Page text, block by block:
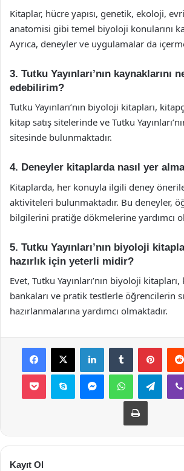
Kitaplar, hücre yapısı, genetik, ekoloji,
anatomisi gibi temel biyoloji konularını
Ayrıca, deneyler ve uygulamalar da
3. Tutku Yayınları’nın kaynaklarını
edebilirim?
Tutku Yayınları’nın biyoloji kitapları,
kitap satış sitelerinde ve Tutku
sitesinde bulunmaktadır.
4. Deneyler kitaplarda nasıl yer
Kitaplarda, her konuyla ilgili deney
aktiviteleri bulunmaktadır. Bu deneyler,
bilgilerini pratiğe dökmelerine yardımcı
5. Tutku Yayınları’nın biyoloji
hazırlık için yeterli midir?
Evet, Tutku Yayınları’nın biyoloji
bankaları ve pratik testlerle öğrencilerin
hazırlanmalarına yardımcı olmaktadır.
Facebook
X LinkedInTumblr
Pocket Skype MessengerWhatsApp
Yazdır
Kayıt Ol